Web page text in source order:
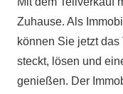
Zuhause. Als
können Sie jetzt
steckt, lösen und
genießen. Der